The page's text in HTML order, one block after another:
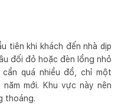
tiên khi khách đến nhà dịp
đối đỏ hoặc đèn lồng nhỏ
quá nhiều đồ, chỉ một
mới. Khu vực này nên
thoáng.